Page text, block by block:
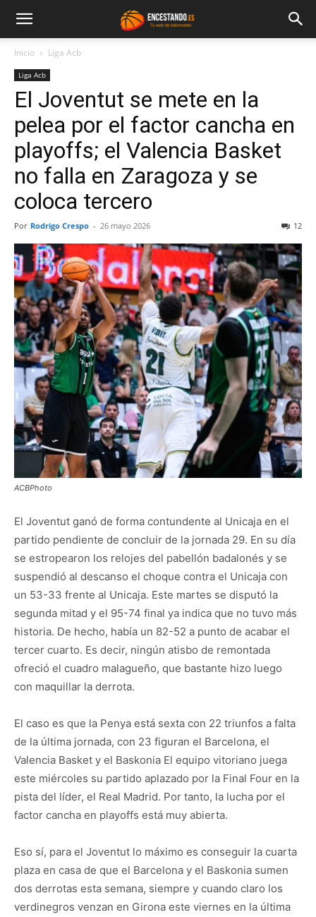
Inicio Liga Acb
Liga Acb
El Joventut se mete en la
pelea por el factor cancha en
playoffs; el Valencia Basket
no falla en Zaragoza y se
coloca tercero
Por Rodrigo Crespo - 26 mayo 2026 12
ACBPhoto
El Joventut ganó de forma contundente al Unicaja en el
partido pendiente de concluir de la jornada 29. En su día
se estropearon los relojes del pabellón badalonés y se
suspendió al descanso el choque contra el Unicaja con
un 53-33 frente al Unicaja. Este martes se disputó la
segunda mitad y el 95-74 final ya indica que no tuvo más
historia. De hecho, había un 82-52 a punto de acabar el
tercer cuarto. Es decir, ningún atisbo de remontada
ofreció el cuadro malagueño, que bastante hizo luego
con maquillar la derrota.
El caso es que la Penya está sexta con 22 triunfos a falta
de la última jornada, con 23 figuran el Barcelona, el
Valencia Basket y el Baskonia El equipo vitoriano juega
este miércoles su partido aplazado por la Final Four en la
pista del líder, el Real Madrid. Por tanto, la lucha por el
factor cancha en playoffs está muy abierta.
Eso sí, para el Joventut lo máximo es conseguir la cuarta
plaza en casa de que el Barcelona y el Baskonia sumen
dos derrotas esta semana, siempre y cuando claro los
verdinegros venzan en Girona este viernes en la última